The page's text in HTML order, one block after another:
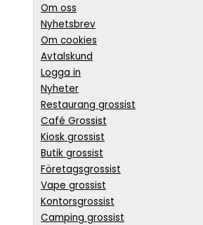
Om oss
Nyhetsbrev
Om cookies
Avtalskund
Logga in
Nyheter
Restaurang grossist
Café Grossist
Kiosk grossist
Butik grossist
Företagsgrossist
Vape grossist
Kontorsgrossist
Camping grossist